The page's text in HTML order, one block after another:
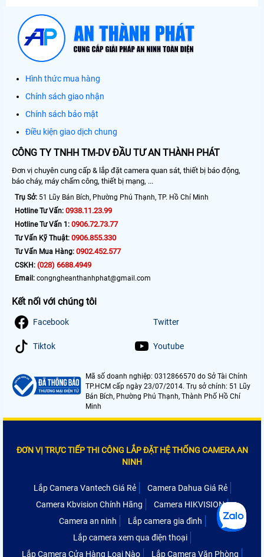
Hình thức mua hàng
Chính sách giao nhận
Chính sách bảo mật
Điều kiện giao dịch chung
CÔNG TY TNHH TM-DV ĐẦU TƯ AN THÀNH PHÁT
Đơn vị chuyên cung cấp & lắp đặt camera quan sát, thiết bị báo động,
báo cháy, máy chấm công, thiết bị mạng, ...
Trụ Sở: 51 Lũy Bán Bích, Phường Phú Thạnh, TP. Hồ Chí Minh
Hotline Tư Vấn: 0938.11.23.99
Hotline Tư Vấn 1: 0906.72.73.77
Tư Vấn Kỹ Thuật: 0906.855.330
Tư Vấn Mua Hàng: 0902.452.577
CSKH: (028) 6688.4949
Email: congngheanthanhphat@gmail.com
Kết nối với chúng tôi
Facebook Twitter
Tiktok Youtube
Mã số doanh nghiệp: 0312866570 do Sở Tài Chính
TP.HCM cấp ngày 23/07/2014. Trụ sở chính: 51 Lũy
Bán Bích, Phường Phú Thạnh, Thành Phố Hồ Chí
Minh
ĐƠN VỊ TRỰC TIẾP THI CÔNG LẮP ĐẶT HỆ THỐNG CAMERA AN
NINH
Lắp Camera Vantech Giá Rẻ
Camera Dahua Giá Rẻ
Camera Kbvision Chính Hãng
Camera HIKVISION
Camera an ninh
Lắp camera gia đình
Lắp camera xem qua điện thoại
Lắp Camera Cửa Hàng Loại Nào
Lắp Camera Văn Phòng